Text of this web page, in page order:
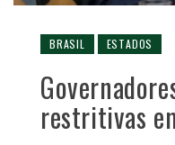
BRASIL ESTADOS
restritivas